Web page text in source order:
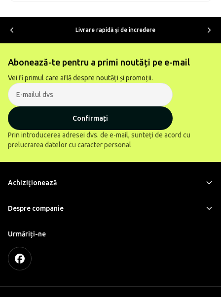
Livrare rapidă şi de încredere
Abonează-te pentru a primi noutăți pe e-mail
Vei fi primul care află despre noutăți și promoții.
Confirmați
Prin introducerea adresei dvs. de e-mail, sunteți de acord cu
prelucrarea datelor cu caracter personal
Achiziţionează
Despre companie
Urmăriți-ne